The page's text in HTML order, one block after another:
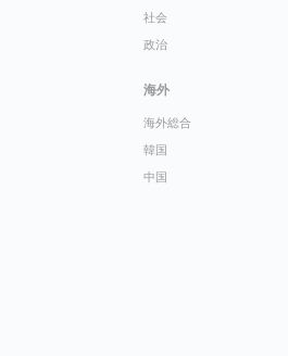
社会
政治
海外
海外総合
韓国
中国